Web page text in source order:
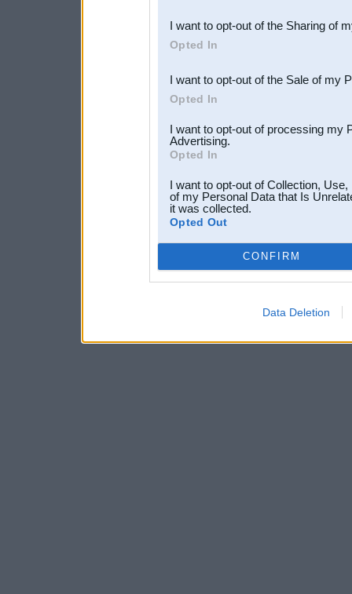
Downstream Participants
third parties.
I want to opt-out of the Sharing of
Opted In
I want to opt-out of the Sale of my
Opted In
I want to opt-out of processing my
Advertising.
Opted In
I want to opt-out of Collection,
of my Personal Data that Is
it was collected.
Opted Out
CONFIRM
Data Deletion